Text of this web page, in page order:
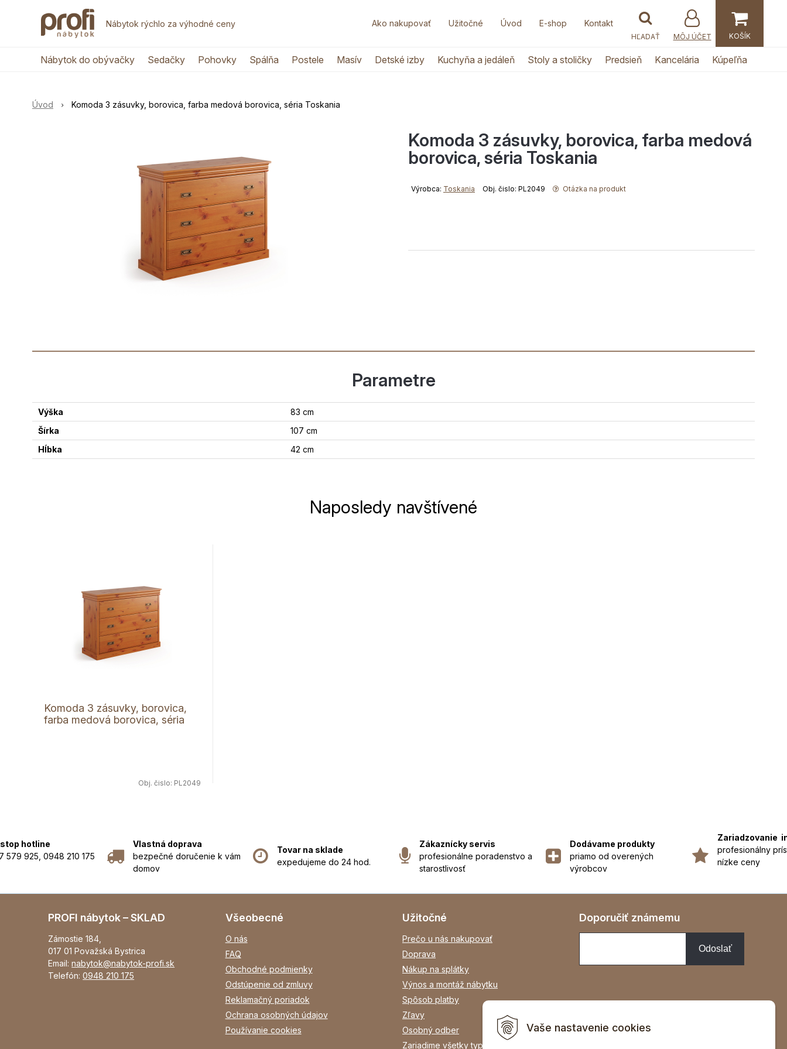
Vaše nastavenie cookies
Nábytok rýchlo za výhodné ceny Ako nakupovať Užitočné Úvod E-shop Kontakt
MÔJ ÚČET
Nábytok do obývačky Sedačky Pohovky Spálňa Postele Masív Detské izby Kuchyňa a jedáleň Stoly a stoličky Predsieň Kancelária Kúpeľňa
Úvod Komoda 3 zásuvky, borovica, farba medová borovica, séria Toskania
Komoda 3 zásuvky, borovica, farba medová
borovica, séria Toskania
Výrobca: Toskania Obj. čislo: PL2049 Otázka na produkt
Parametre
Výška
83 cm
Šírka
107 cm
Hĺbka
42 cm
Naposledy navštívené
Komoda 3 zásuvky, borovica,
farba medová borovica, séria
Obj. čislo: PL2049
hotline
579 925, 0948 210 175
Vlastná doprava
bezpečné doručenie k vám
domov
Tovar na sklade
expedujeme do 24 hod.
Zákaznícky servis
profesionálne poradenstvo a
starostlivosť
Dodávame produkty
priamo od overených
výrobcov
Zariadzovanie
profesionálny
nízke ceny
PROFI nábytok – SKLAD
Zámostie 184,
017 01 Považská Bystrica
Email:nabytok@nabytok-profi.sk
Telefón:0948 210 175
Všeobecné
O nás
FAQ
Obchodné podmienky
Odstúpenie od zmluvy
Reklamačný poriadok
Ochrana osobných údajov
Používanie cookies
Užitočné
Prečo u nás nakupovať
Doprava
Nákup na splátky
Výnos a montáž nábytku
Spôsob platby
Zľavy
Osobný odber
Zariadime všetky typy interiérov
Doporučiť známemu